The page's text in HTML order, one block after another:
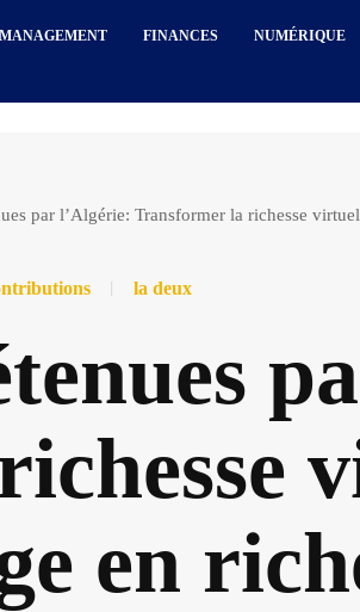
FINANCES NUMÉRIQUE
par l’Algérie: Transformer la richesse
la deux
en